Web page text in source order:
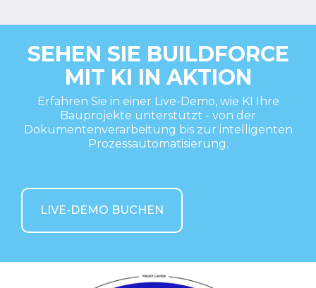
SEHEN SIE BUILDFORCE
MIT KI IN AKTION
Erfahren Sie in einer Live-Demo, wie KI Ihre
Bauprojekte unterstützt - von der
Dokumentenverarbeitung bis zur intelligenten
Prozessautomatisierung.
LIVE-DEMO BUCHEN